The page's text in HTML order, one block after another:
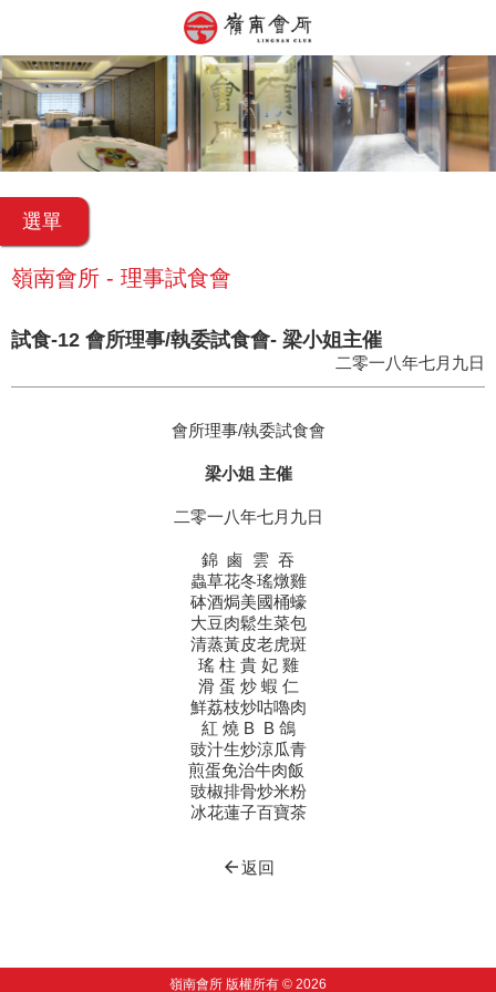
選單
嶺南會所 - 理事試食會
試食-12 會所理事/執委試食會- 梁小姐主催
二零一八年七月九日
會所理事/執委試食會
梁小姐 主催
二零一八年七月九日
錦 鹵 雲 吞
蟲草花冬瑤燉雞
砵酒焗美國桶蠔
大豆肉鬆生菜包
清蒸黃皮老虎斑
瑤 柱 貴 妃 雞
滑 蛋 炒 蝦 仁
鮮荔枝炒咕嚕肉
紅 燒 B B 鴿
豉汁生炒涼瓜青
煎蛋免治牛肉飯
豉椒排骨炒米粉
冰花蓮子百寶茶
arrow_back返回
嶺南會所 版權所有 © 2026